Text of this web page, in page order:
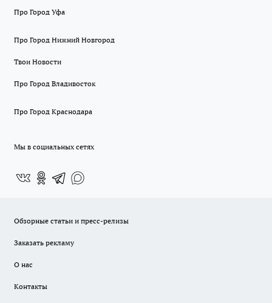
Про Город Уфа
Про Город Нижний Новгород
Твои Новости
Про Город Владивосток
Про Город Краснодара
Мы в социальных сетях
Обзорные статьи и пресс-релизы
Заказать рекламу
О нас
Контакты